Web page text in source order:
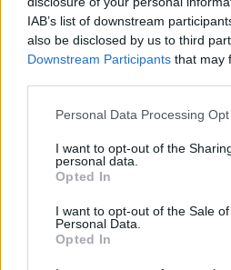
IAB’s list of downstream
also be disclosed by us to third
Downstream Participants that may
Please note that this website/app
not limited to your visit or usage
grant or deny consent to Google
use your data for below specified
consent section.
Personal Data Processing
I want to opt-out of the
personal data.
Opted In
I want to opt-out of the Sale
Personal Data.
Opted In
η ηθοποιός χωρίς τις
ιδέα